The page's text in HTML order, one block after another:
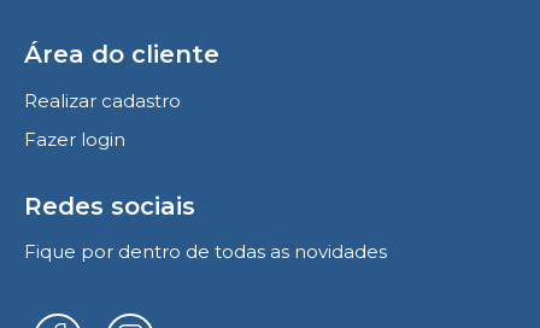
Área do cliente
Realizar cadastro
Fazer login
Redes sociais
Fique por dentro de todas as novidades